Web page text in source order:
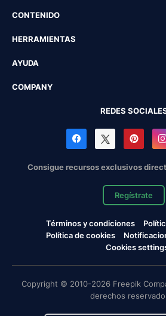
CONTENIDO
HERRAMIENTAS
AYUDA
COMPANY
REDES
Consigue recursos exclusivos
Regístrate
Términos y condiciones
Política de cookies
Cookies
Copyright © 2010-2026 Freepik
derechos